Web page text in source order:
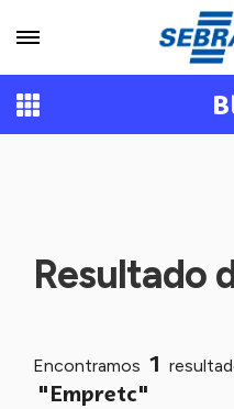
Resultado
Encontramos 1
"Empretc"